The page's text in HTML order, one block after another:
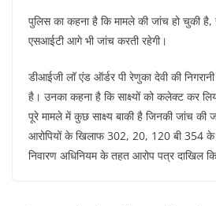
पुलिस का कहना है कि मामले की जांच हो चुकी
एसआईटी आगे भी जांच करती रहेगी।
डीआईजी लॉ एंड ऑर्डर पी रेणुका देवी की
है। उनका कहना है कि साक्ष्यों को कलेक्ट कर
पूरे मामले में कुछ साक्ष्य बाकी है जिनकी जांच की
आरोपियों के खिलाफ 302, 20, 120 बी 354 के
निवारण अधिनियम के तहत आरोप पत्र दाखिल